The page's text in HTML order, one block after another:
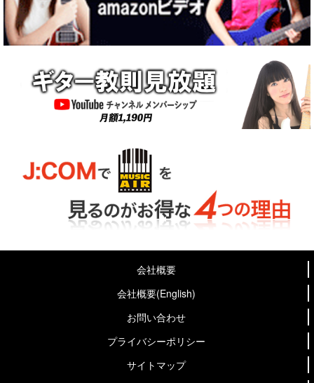
会社概要
会社概要(English)
お問い合わせ
プライバシーポリシー
サイトマップ